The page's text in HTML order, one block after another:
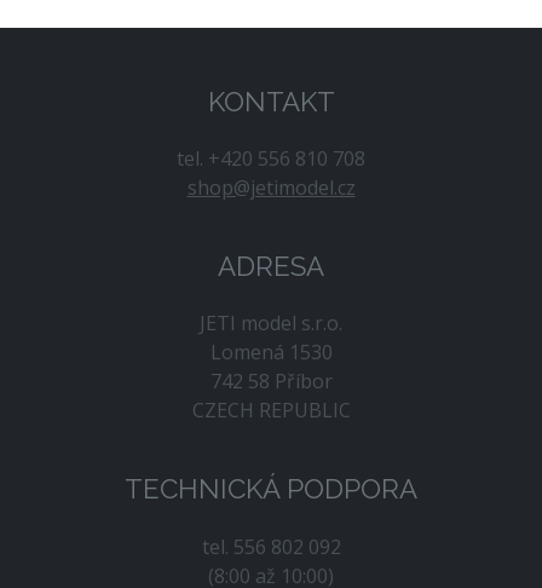
KONTAKT
tel. +420 556 810 708
shop@jetimodel.cz
ADRESA
JETI model s.r.o.
Lomená 1530
742 58 Příbor
CZECH REPUBLIC
TECHNICKÁ PODPORA
tel. 556 802 092
(8:00 až 10:00)